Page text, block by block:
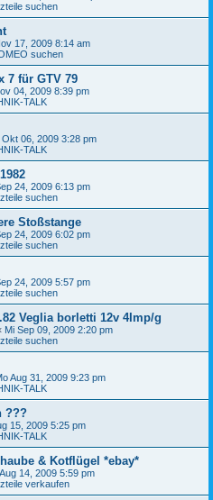
suchen
17, 2009 8:14 am
suchen
7 für GTV 79
04, 2009 8:39 pm
TALK
Okt 06, 2009 3:28 pm
TALK
24, 2009 6:13 pm
suchen
Stoßstange
24, 2009 6:02 pm
suchen
24, 2009 5:57 pm
suchen
Veglia borletti 12v 4Imp/g
Mi Sep 09, 2009 2:20 pm
suchen
Aug 31, 2009 9:23 pm
TALK
???
15, 2009 5:25 pm
TALK
& Kotflügel *ebay*
14, 2009 5:59 pm
verkaufen